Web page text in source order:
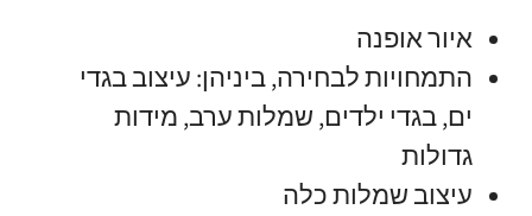
איור אופנה
התמחויות לבחירה, ביניהן: עיצוב בגדי
ים, בגדי ילדים, שמלות ערב, מידות
גדולות
עיצוב שמלות כלה